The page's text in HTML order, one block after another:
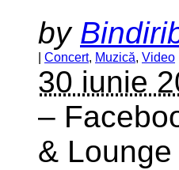
by
Concert, Muzică, Video
30 iunie
–
&